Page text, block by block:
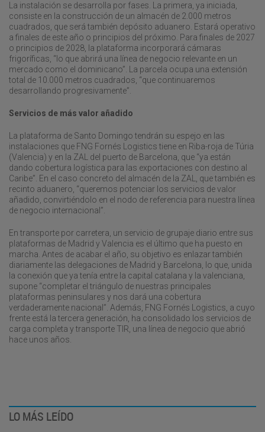
La instalación se desarrolla por fases. La primera, ya iniciada,
consiste en la construcción de un almacén de 2.000 metros
cuadrados, que será también depósito aduanero. Estará operativo
a finales de este año o principios del próximo. Para finales de 2027
o principios de 2028, la plataforma incorporará cámaras
frigoríficas, “lo que abrirá una línea de negocio relevante en un
mercado como el dominicano”. La parcela ocupa una extensión
total de 10.000 metros cuadrados, “que continuaremos
desarrollando progresivamente”.
Servicios de más valor añadido
La plataforma de Santo Domingo tendrán su espejo en las
instalaciones que FNG Fornés Logistics tiene en Riba-roja de Túria
(Valencia) y en la ZAL del puerto de Barcelona, que “ya están
dando cobertura logística para las exportaciones con destino al
Caribe”. En el caso concreto del almacén de la ZAL, que también es
recinto aduanero, “queremos potenciar los servicios de valor
añadido, convirtiéndolo en el nodo de referencia para nuestra línea
de negocio internacional”.
En transporte por carretera, un servicio de grupaje diario entre sus
plataformas de Madrid y Valencia es el último que ha puesto en
marcha. Antes de acabar el año, su objetivo es enlazar también
diariamente las delegaciones de Madrid y Barcelona, lo que, unida
la conexión que ya tenía entre la capital catalana y la valenciana,
supone “completar el triángulo de nuestras principales
plataformas peninsulares y nos dará una cobertura
verdaderamente nacional”. Además, FNG Fornés Logistics, a cuyo
frente está la tercera generación, ha consolidado los servicios de
carga completa y transporte TIR, una línea de negocio que abrió
hace unos años.
LO MÁS LEÍDO